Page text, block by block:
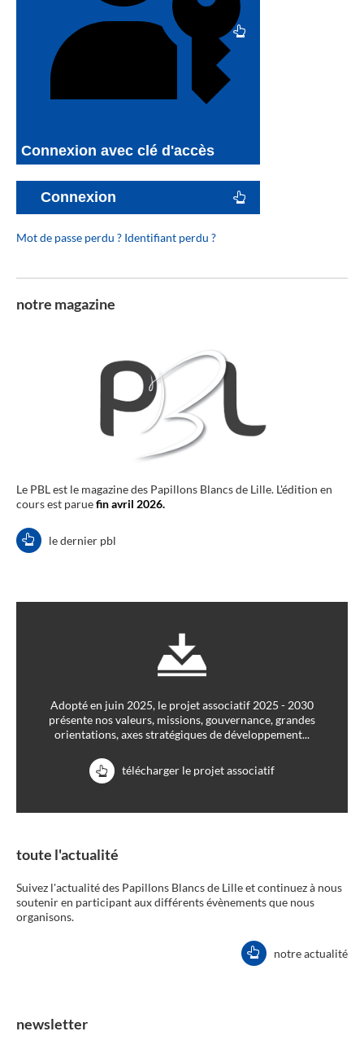
Connexion avec clé d'accès
Connexion
Mot de passe perdu ? Identifiant perdu ?
notre magazine
Le PBL est le magazine des Papillons Blancs de Lille. L'édition en
cours est paruefin avril 2026.
le dernier pbl
Adopté en juin 2025, le projet associatif 2025 - 2030
présente nos valeurs, missions, gouvernance, grandes
orientations, axes stratégiques de développement...
télécharger le projet associatif
toute l'actualité
Suivez l'actualité des Papillons Blancs de Lille et continuez à nous
soutenir en participant aux différents évènements que nous
organisons.
notre actualité
newsletter